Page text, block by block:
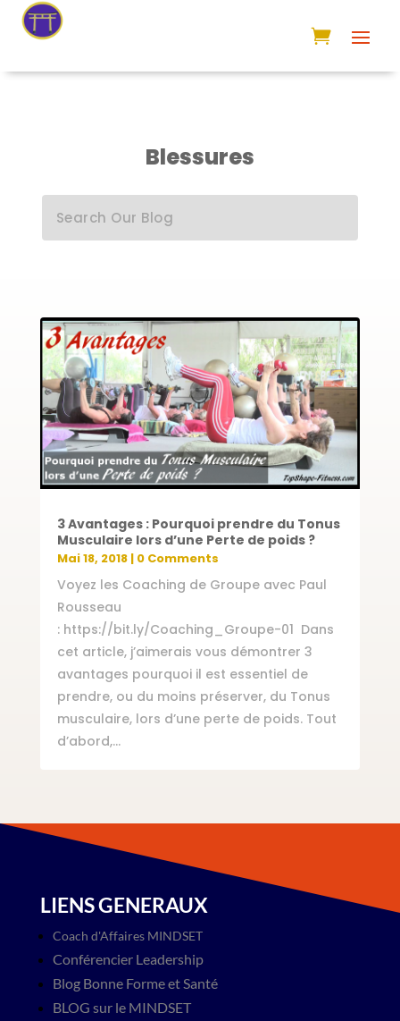
Blessures
3 Avantages : Pourquoi prendre du Tonus
Musculaire lors d’une Perte de poids ?
Mai 18, 2018| 0 Comments
Voyez les Coaching de Groupe avec Paul
Rousseau
: https://bit.ly/Coaching_Groupe-01 ​ Dans
cet article, j’aimerais vous démontrer 3
avantages pourquoi il est essentiel de
prendre, ou du moins préserver, du Tonus
musculaire, lors d’une perte de poids. Tout
d’abord,...
LIENS GENERAUX
Coach d'Affaires MINDSET
Conférencier Leadership
Blog​ Bonne Forme et Santé
BLOG sur le MINDSET